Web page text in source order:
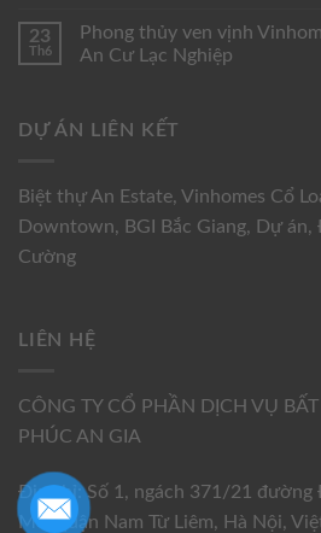
23
Th6
Phong thủy ven vịnh
An Cư Lạc Nghiệp
DỰ ÁN LIÊN KẾT
Biệt thự An Estate, Vinhomes Cổ
Downtown, BGI Bắc Giang, Dự án,
Cường
LIÊN HỆ
CÔNG TY CỔ PHẦN DỊCH VỤ
PHÚC AN GIA
Địa chỉ: Số 1, ngách 371/21
Mỗ, quận Nam Từ Liêm, Hà Nội,